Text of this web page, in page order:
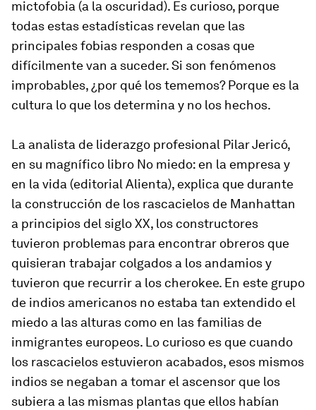
mictofobia (a la oscuridad). Es curioso, porque
todas estas estadísticas revelan que las
principales fobias responden a cosas que
difícilmente van a suceder. Si son fenómenos
improbables, ¿por qué los tememos? Porque es la
cultura lo que los determina y no los hechos.
La analista de liderazgo profesional Pilar Jericó,
en su magnífico libro No miedo: en la empresa y
en la vida (editorial Alienta), explica que durante
la construcción de los rascacielos de Manhattan
a principios del siglo XX, los constructores
tuvieron problemas para encontrar obreros que
quisieran trabajar colgados a los andamios y
tuvieron que recurrir a los cherokee. En este grupo
de indios americanos no estaba tan extendido el
miedo a las alturas como en las familias de
inmigrantes europeos. Lo curioso es que cuando
los rascacielos estuvieron acabados, esos mismos
indios se negaban a tomar el ascensor que los
subiera a las mismas plantas que ellos habían